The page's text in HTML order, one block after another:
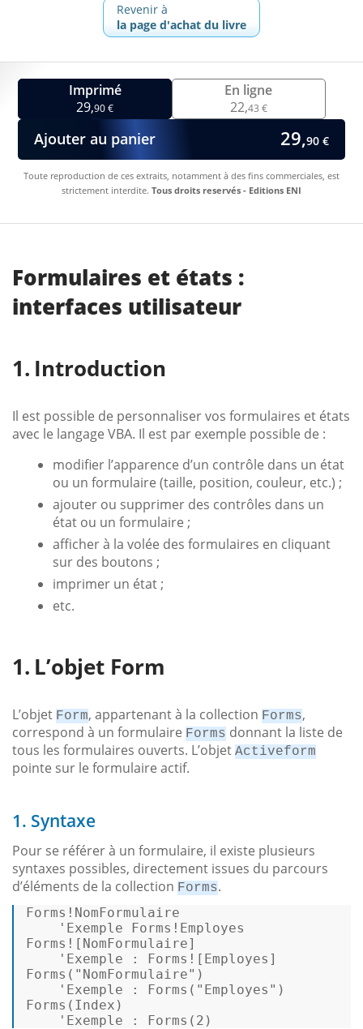
Revenir à
la page d'achat du livre
Imprimé
29,90 €
En ligne
22,43 €
Ajouter au panier 29,90 €
Toute reproduction de ces extraits, notamment à des fins commerciales, est
strictement interdite. Tous droits reservés - Editions ENI
Formulaires et états :
interfaces utilisateur
Introduction
Il est possible de personnaliser vos formulaires et états
avec le langage VBA. Il est par exemple possible de :
modifier l’apparence d’un contrôle dans un état
ou un formulaire (taille, position, couleur, etc.) ;
ajouter ou supprimer des contrôles dans un
état ou un formulaire ;
afficher à la volée des formulaires en cliquant
sur des boutons ;
imprimer un état ;
etc.
L’objet Form
L’objet Form, appartenant à la collection Forms,
correspond à un formulaire Forms donnant la liste de
tous les formulaires ouverts. L’objet Activeform
pointe sur le formulaire actif.
1. Syntaxe
Pour se référer à un formulaire, il existe plusieurs
syntaxes possibles, directement issues du parcours
d’éléments de la collection Forms.
Forms!NomFormulaire
'Exemple Forms!Employes
Forms![NomFormulaire]
'Exemple
Forms ( "NomFormulaire" )
'Exemple : Forms ( "Employes"
Forms (Index)
'Exemple : Forms ( 2 )